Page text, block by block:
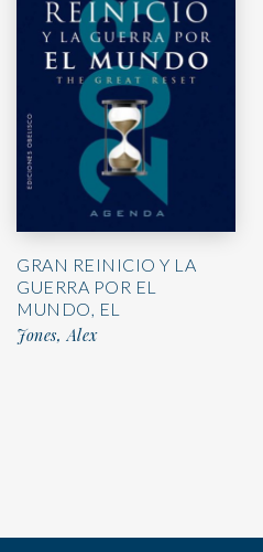
GRAN REINICIO Y LA
GUERRA POR EL
MUNDO, EL
Jones, Alex